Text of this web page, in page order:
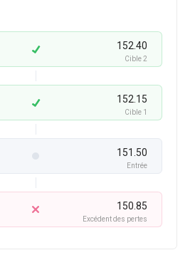
152.40
Cible 2
152.15
Cible 1
151.50
Entrée
150.85
Excédent des pertes